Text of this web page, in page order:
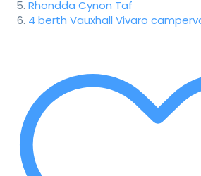
Rhondda Cynon Taf
4 berth Vauxhall Vivaro